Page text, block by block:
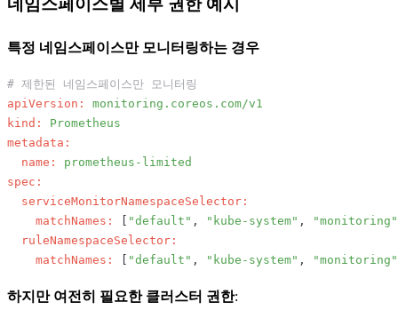
네임스페이스별 세부 권한 예시
특정 네임스페이스만 모니터링하는 경우
# 제한된 네임스페이스만 모니터링
apiVersion:
monitoring.coreos.com/v1
kind:
Prometheus
metadata:
name:
prometheus-limited
spec:
serviceMonitorNamespaceSelector:
matchNames:
[ "default" , "kube-system" ,
"monitoring"
ruleNamespaceSelector:
matchNames:
[ "default" , "kube-system" , "monitoring"
하지만 여전히 필요한 클러스터 권한: